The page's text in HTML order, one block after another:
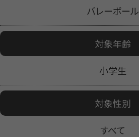
バレーボール
対象年齢
小学生
対象性別
すべて